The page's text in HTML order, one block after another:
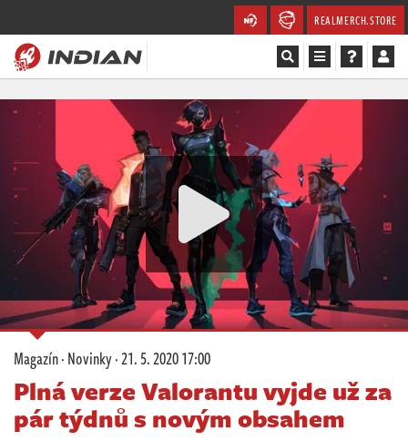
REALMERCH.STORE
Magazín
Videa
Soutěže
Databáze
Komunita
Redakce
Živě
Magazín·Novinky·21. 5. 2020 17:00
Plná verze Valorantu vyjde už za
pár týdnů s novým obsahem